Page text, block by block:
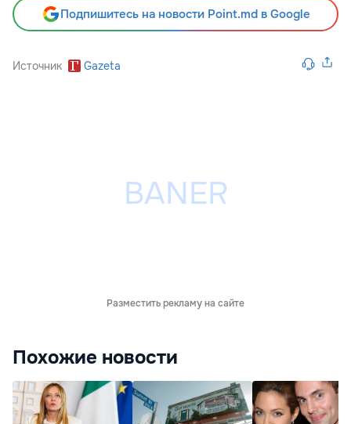
Подпишитесь на новости Point.md в Google
Источник Gazeta
Разместить рекламу на сайте
Похожие новости